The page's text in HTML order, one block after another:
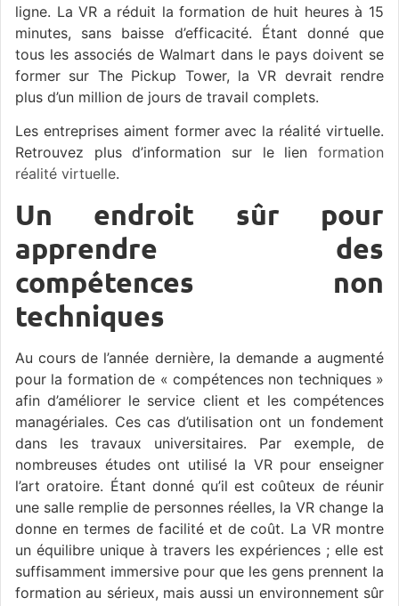
ligne. La VR a réduit la formation de huit heures à 15
minutes, sans baisse d’efficacité. Étant donné que
tous les associés de Walmart dans le pays doivent se
former sur The Pickup Tower, la VR devrait rendre
plus d’un million de jours de travail complets.
Les entreprises aiment former avec la réalité virtuelle.
Retrouvez plus d’information sur le lien formation
réalité virtuelle.
Un endroit sûr pour
apprendre des
compétences non
techniques
Au cours de l’année dernière, la demande a augmenté
pour la formation de « compétences non techniques »
afin d’améliorer le service client et les compétences
managériales. Ces cas d’utilisation ont un fondement
dans les travaux universitaires. Par exemple, de
nombreuses études ont utilisé la VR pour enseigner
l’art oratoire. Étant donné qu’il est coûteux de réunir
une salle remplie de personnes réelles, la VR change la
donne en termes de facilité et de coût. La VR montre
un équilibre unique à travers les expériences ; elle est
suffisamment immersive pour que les gens prennent la
formation au sérieux, mais aussi un environnement sûr